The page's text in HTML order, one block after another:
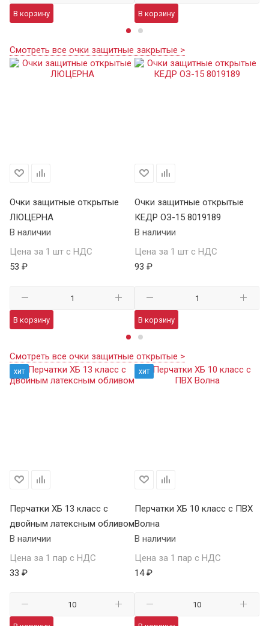
В корзину В корзину
Смотреть все очки защитные закрытые >
Очки защитные открытые
ЛЮЦЕРНА
В наличии
Цена за 1 шт с НДС
53 ₽
В корзину
Очки защитные открытые
КЕДР ОЗ-15 8019189
В наличии
Цена за 1 шт с НДС
93 ₽
В корзину
Смотреть все очки защитные открытые >
хит
Перчатки ХБ 13 класс с
двойным латексным обливом
В наличии
Цена за 1 пар с НДС
33 ₽
хит
Перчатки ХБ 10 класс с ПВХ
Волна
В наличии
Цена за 1 пар с НДС
14 ₽